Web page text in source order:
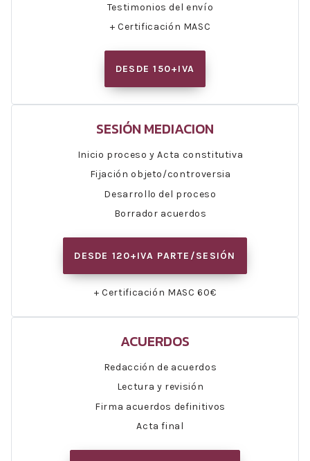
Testimonios del envío
+ Certificación MASC
DESDE 150+IVA
SESIÓN MEDIACION
Inicio proceso y Acta constitutiva
Fijación objeto/controversia
Desarrollo del proceso
Borrador acuerdos
DESDE 120+IVA PARTE/SESIÓN
+ Certificación MASC 60€
ACUERDOS
Redacción de acuerdos
Lectura y revisión
Firma acuerdos definitivos
Acta final